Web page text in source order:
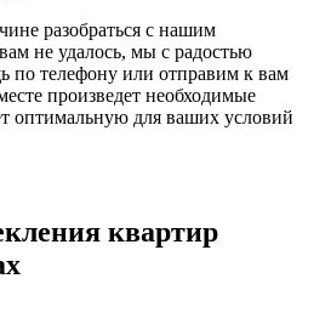
разобраться с нашим
вам не удалось, мы с радостью
телефону или отправим к вам
произведет необходимые
оптимальную для ваших условий
квартир